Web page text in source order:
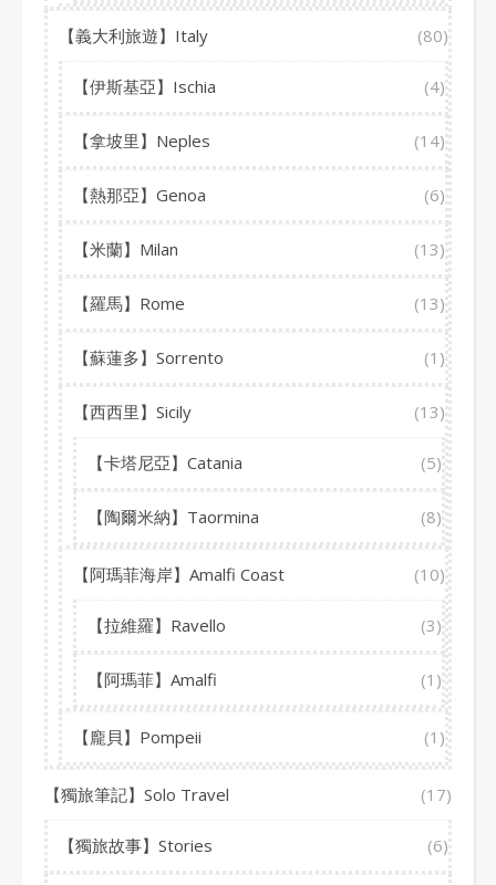
【義大利旅遊】Italy (80)
【伊斯基亞】Ischia (4)
【拿坡里】Neples (14)
【熱那亞】Genoa (6)
【米蘭】Milan (13)
【羅馬】Rome (13)
【蘇蓮多】Sorrento (1)
【西西里】Sicily (13)
【卡塔尼亞】Catania (5)
【陶爾米納】Taormina (8)
【阿瑪菲海岸】Amalfi Coast (10)
【拉維羅】Ravello (3)
【阿瑪菲】Amalfi (1)
【龐貝】Pompeii (1)
【獨旅筆記】Solo Travel (17)
【獨旅故事】Stories (6)